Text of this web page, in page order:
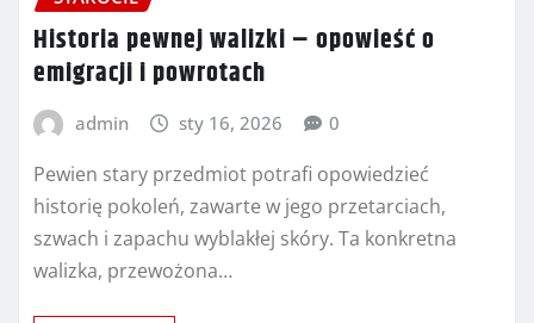
Historia pewnej walizki – opowieść o
emigracji i powrotach
admin sty 16, 2026 0
Pewien stary przedmiot potrafi opowiedzieć
historię pokoleń, zawarte w jego przetarciach,
szwach i zapachu wyblakłej skóry. Ta konkretna
walizka, przewożona…